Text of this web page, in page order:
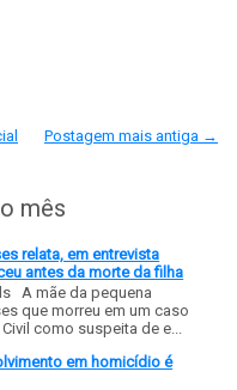
Postagem mais antiga →
mês
relata, em entrevista
antes da morte da filha
A mãe da pequena
que morreu em um caso
como suspeita de e...
em homicídio é